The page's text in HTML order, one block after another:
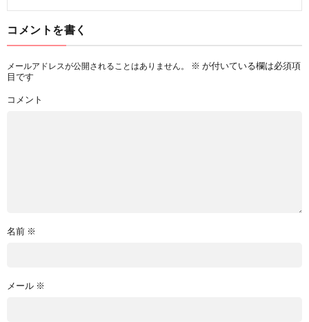
コメントを書く
メールアドレスが公開されることはありません。 ※ が付いている欄は必須項
目です
コメント
名前 ※
メール ※